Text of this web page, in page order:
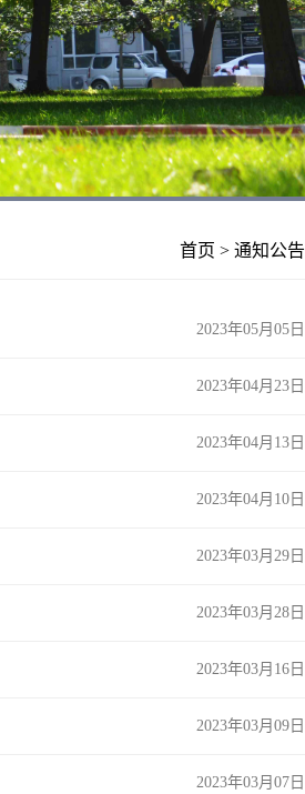
首页 > 通知公告
2023年05月05日
2023年04月23日
2023年04月13日
2023年04月10日
2023年03月29日
2023年03月28日
2023年03月16日
2023年03月09日
2023年03月07日